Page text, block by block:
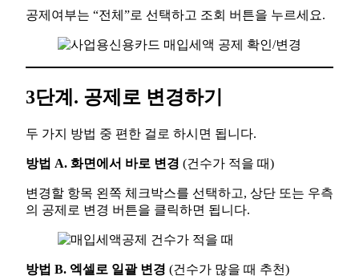
공제여부는 “전체”로 선택하고 조회 버튼을 누르세요.
3단계. 공제로 변경하기
두 가지 방법 중 편한 걸로 하시면 됩니다.
방법 A. 화면에서 바로 변경 (건수가 적을 때)
변경할 항목 왼쪽 체크박스를 선택하고, 상단 또는 우측
의 공제로 변경 버튼을 클릭하면 됩니다.
방법 B. 엑셀로 일괄 변경 (건수가 많을 때 추천)